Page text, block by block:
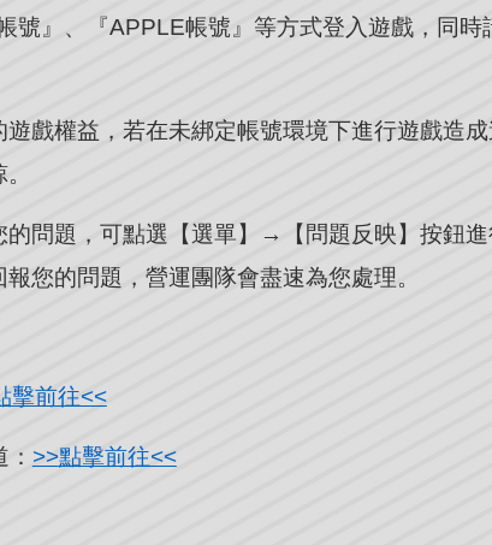
號』、『APPLE帳號』等方式登入遊戲，同時
戲權益，若在未綁定帳號環境下進行遊戲造
問題，可點選【選單】→【問題反映】按鈕
報您的問題，營運團隊會盡速為您處理。
擊前往<<
>>點擊前往<<